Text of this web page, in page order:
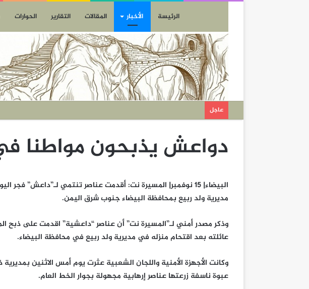
الرئيسة الأخبار المقالات التقارير الحوارات
عاجل
دواعش يذبحون مواطنا
البيضاء| 15 نوفمبر| المسيرة نت: أقدمت عناصر تنتمي لـ”داعش”
مديرية ولد ربيع بمحافظة البيضاء جنوب شرق اليمن.
وذكر مصدر أمني لـ”المسيرة نت” أن عناصر “داعشية” اقدمت على ذبح
عائلته بعد اقتحام منزله في مديرية ولد ربيع في محافظة البيضاء.
وكانت الأجهزة الأمنية واللجان الشعبية عثرت يوم أمس الاثنين
عبوة ناسفة زرعتها عناصر إرهابية مجهولة بجوار الخط العام.